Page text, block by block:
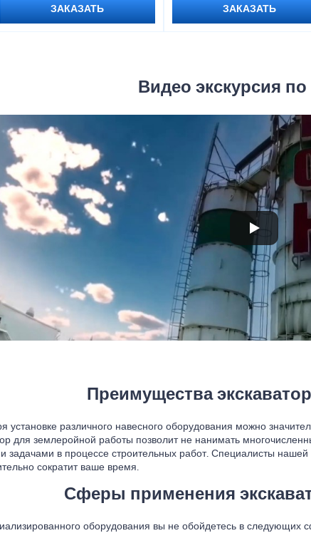
ЗАКАЗАТЬ ЗАКАЗАТЬ
Видео экскурсия
Преимущества
установке различного навесного оборудования можно
для землеройной работы позволит не нанимать
задачами в процессе строительных работ. Специалисты нашей
сократит ваше время.
Сферы применения
оборудования вы не обойдетесь в следующих